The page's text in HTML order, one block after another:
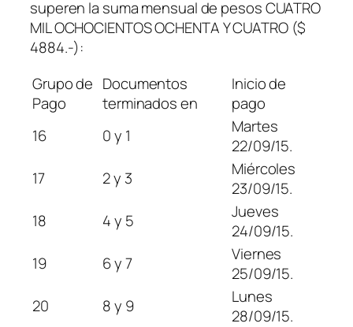
superen la suma mensual de pesos CUATRO
MIL OCHOCIENTOS OCHENTA Y CUATRO ($
4884.-):
Grupo de
Pago
Documentos
terminados en
Inicio de
pago
16
0 y 1
Martes
22/09/15.
17
2 y 3
Miércoles
23/09/15.
18
4 y 5
Jueves
24/09/15.
19
6 y 7
Viernes
25/09/15.
20
8 y 9
Lunes
28/09/15.